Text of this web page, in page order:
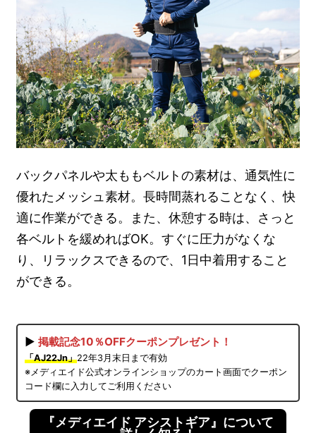
バックパネルや太ももベルトの素材は、通気性に
優れたメッシュ素材。長時間蒸れることなく、快
適に作業ができる。また、休憩する時は、さっと
各ベルトを緩めればOK。すぐに圧力がなくな
り、リラックスできるので、1日中着用すること
ができる。
▶掲載記念10％OFFクーポンプレゼント！
「AJ22Jn」22年3月末日まで有効
※メディエイド公式オンラインショップのカート画面でクーポン
コード欄に入力してご利用ください
『メディエイド アシストギア』について